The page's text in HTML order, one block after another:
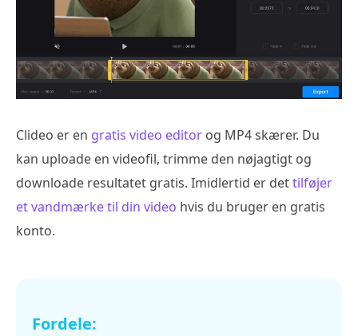
Clideo er en gratis video editor og MP4 skærer. Du
kan uploade en videofil, trimme den nøjagtigt og
downloade resultatet gratis. Imidlertid er dettilføjer
et vandmærke til din video hvis du bruger en gratis
konto.
Fordele: